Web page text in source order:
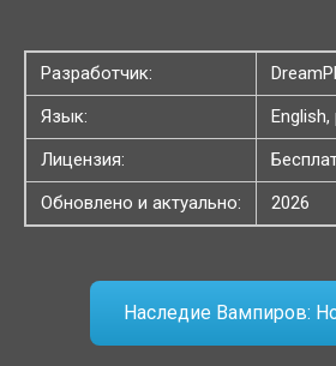
Разработчик:
Язык:
English,
Лицензия:
Обновлено и актуально:
2026
Наследие Вампиров: